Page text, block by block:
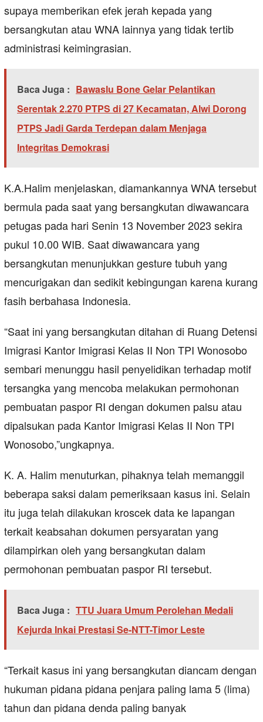
supaya memberikan efek jerah kepada yang
bersangkutan atau WNA lainnya yang tidak tertib
administrasi keimingrasian.
Baca Juga : Bawaslu Bone Gelar Pelantikan
Serentak 2.270 PTPS di 27 Kecamatan, Alwi Dorong
PTPS Jadi Garda Terdepan dalam Menjaga
Integritas Demokrasi
K.A.Halim menjelaskan, diamankannya WNA tersebut
bermula pada saat yang bersangkutan diwawancara
petugas pada hari Senin 13 November 2023 sekira
pukul 10.00 WIB. Saat diwawancara yang
bersangkutan menunjukkan gesture tubuh yang
mencurigakan dan sedikit kebingungan karena kurang
fasih berbahasa Indonesia.
“Saat ini yang bersangkutan ditahan di Ruang Detensi
Imigrasi Kantor Imigrasi Kelas II Non TPI Wonosobo
sembari menunggu hasil penyelidikan terhadap motif
tersangka yang mencoba melakukan permohonan
pembuatan paspor RI dengan dokumen palsu atau
dipalsukan pada Kantor Imigrasi Kelas II Non TPI
Wonosobo,”ungkapnya.
K. A. Halim menuturkan, pihaknya telah memanggil
beberapa saksi dalam pemeriksaan kasus ini. Selain
itu juga telah dilakukan kroscek data ke lapangan
terkait keabsahan dokumen persyaratan yang
dilampirkan oleh yang bersangkutan dalam
permohonan pembuatan paspor RI tersebut.
Baca Juga : TTU Juara Umum Perolehan Medali
Kejurda Inkai Prestasi Se-NTT-Timor Leste
“Terkait kasus ini yang bersangkutan diancam dengan
hukuman pidana pidana penjara paling lama 5 (lima)
tahun dan pidana denda paling banyak